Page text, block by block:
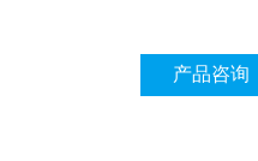
产品咨询